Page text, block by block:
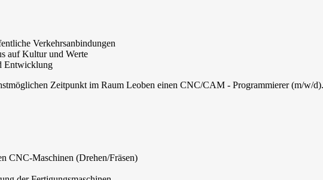
Verkehrsanbindungen
auf Kultur und Werte
Entwicklung
Zeitpunkt im Raum Leoben einen CNC/CAM - Programmierer (m/w/d).
CNC-Maschinen (Drehen/Fräsen)